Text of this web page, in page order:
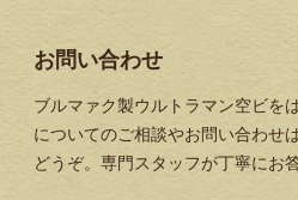
お問い合わせ
ブルマァク製ウルトラマン空ビを
についてのご相談やお問い合わせ
どうぞ。専門スタッフが丁寧にお